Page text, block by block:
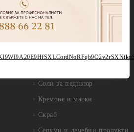
Callux Серия Манго и
мента
Соли за педикюр
Кремове и маски
Скраб
Серуми и лечебни продукти